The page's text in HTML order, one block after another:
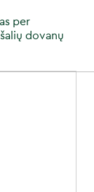
per
dovanų